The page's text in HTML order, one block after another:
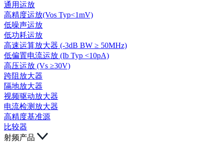
通用运放
高精度运放(Vos Typ<1mV)
低噪声运放
低功耗运放
高速运算放大器 (-3dB BW ≥ 50MHz)
低偏置电流运放 (Ib Typ <10pA)
高压运放 (Vs ≥30V)
跨阻放大器
隔地放大器
视频驱动放大器
电流检测放大器
高精度基准源
比较器
射频产品